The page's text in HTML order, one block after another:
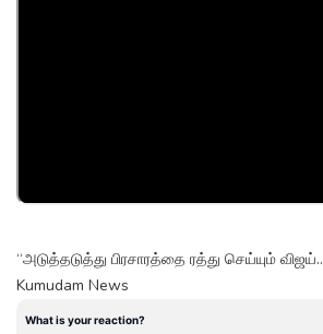
“அடுத்தடுத்து பிரசாரத்தை ரத்து செய்யும்
Kumudam News